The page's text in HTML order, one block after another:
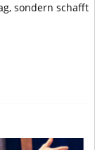
sondern schafft